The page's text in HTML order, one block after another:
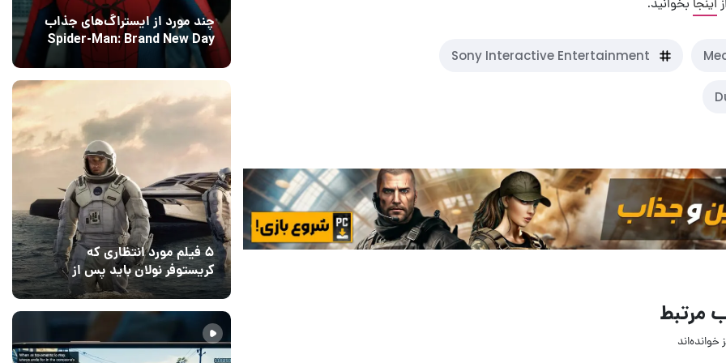
Sony Interactive Entertainment
مرتبط
خوانده‌اند
چند مورد از ایستراگ‌های جذاب
Spider-Man: Brand New Day
فاش شدند
5
۵ فیلم مورد انتظاری که
کریستوفر نولان باید پس از
ادیسه بسازد
2 12 مرداد 1405